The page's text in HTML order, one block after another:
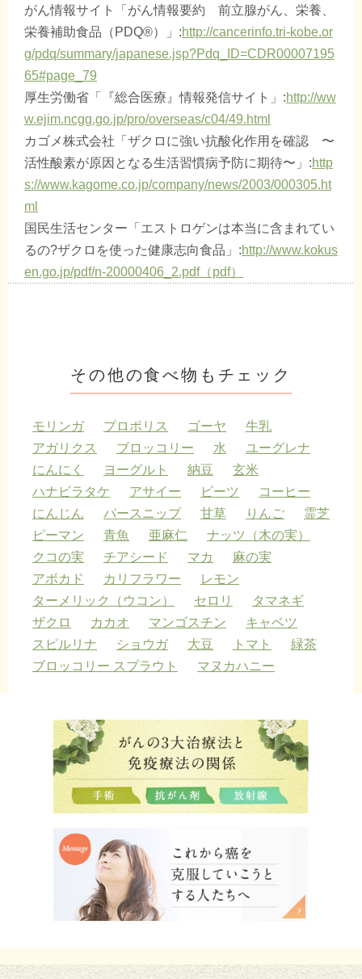
がん情報サイト「がん情報要約 前立腺がん、栄養、
栄養補助食品（PDQ®）」:http://cancerinfo.tri-kobe.or
g/pdq/summary/japanese.jsp?Pdq_ID=CDR00007195
65#page_79
厚生労働省「『総合医療』情報発信サイト」:http://ww
w.ejim.ncgg.go.jp/pro/overseas/c04/49.html
カゴメ株式会社「ザクロに強い抗酸化作用を確認 〜
活性酸素が原因となる生活習慣病予防に期待〜」:http
s://www.kagome.co.jp/company/news/2003/000305.ht
ml
国民生活センター「エストロゲンは本当に含まれてい
るの?ザクロを使った健康志向食品」:http://www.kokus
en.go.jp/pdf/n-20000406_2.pdf（pdf）
その他の食べ物もチェック
モリンガ プロポリス ゴーヤ
牛乳
アガリクス
ブロッコリー 水
ユーグレナ
にんにく
ヨーグルト 納豆
玄米
ハナビラタケ
アサイー ビーツ
コーヒー
にんじん
パースニップ 甘草 りんご
霊芝
ピーマン
青魚 亜麻仁
ナッツ（木の実）
クコの実
チアシード マカ
麻の実
アボカド
カリフラワー
レモン
ターメリック（ウコン）
セロリ
タマネギ
ザクロ
カカオ マンゴスチン
キャベツ
スピルリナ
ショウガ 大豆 トマト
緑茶
ブロッコリー スプラウト
マヌカハニー